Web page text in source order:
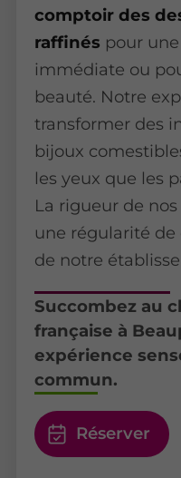
comptoir des
raffinés pour
immédiate ou
beauté. Notre
transformer des
bijoux
les yeux que les
La rigueur de
une régularité
de notre
Succombez au
française à
expérience
commun.
Réserver